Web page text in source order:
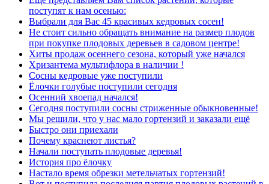
поступят к нам осенью:
Выбрали для Вас 45 красивых кедровых сосен!
Не стоит сильно обращать внимание на размер плодов
при покупке плодовых деревьев в садовом центре!
Хиты продаж осеннего сезона, который уже начался
Хризантема мультифлора в наличии !
Сосны кедровые уже поступили
Ёлочки голубые поступили сегодня
Осенний хвоепад начался!
Сегодня поступили сосны стриженные обыкновенные!
Мы решили, что у нас мало гортензий и заказали ещё
Быстро они приехали
Почему краснеют листья?
Начали поступать плодовые деревья!
История про ёлочку
Настало время обрезки метельчатых гортензий!